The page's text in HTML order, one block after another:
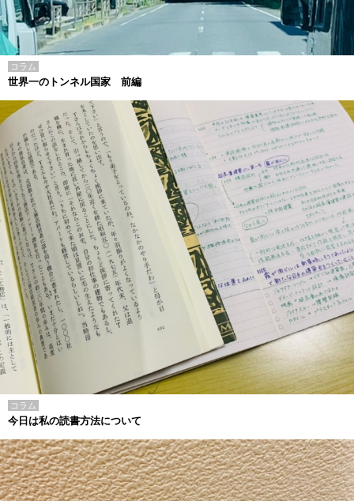
コラム
世界一のトンネル国家 前編
コラム
今日は私の読書方法について